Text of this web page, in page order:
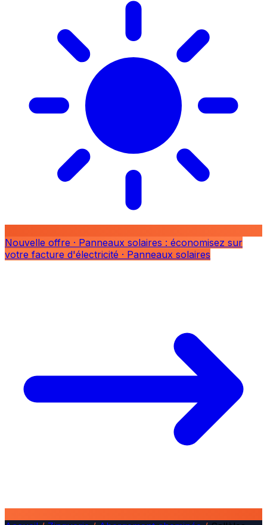
Nouvelle offre · Panneaux solaires : économisez sur
votre facture d'électricité · Panneaux solaires